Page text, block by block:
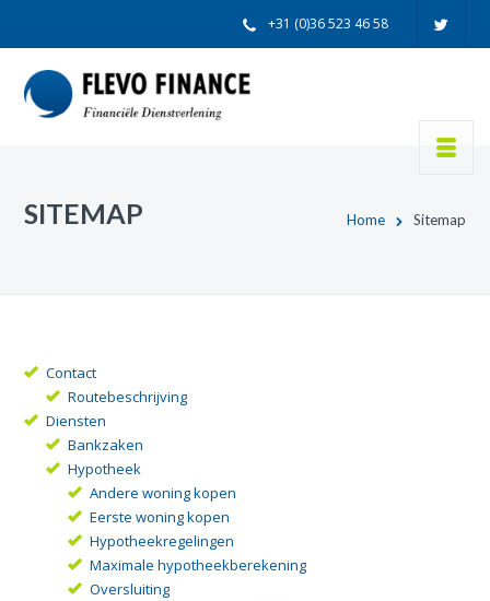
+31 (0)36 523 46 58
SITEMAP Home Sitemap
Contact
Routebeschrijving
Diensten
Bankzaken
Hypotheek
Andere woning kopen
Eerste woning kopen
Hypotheekregelingen
Maximale hypotheekberekening
Oversluiting